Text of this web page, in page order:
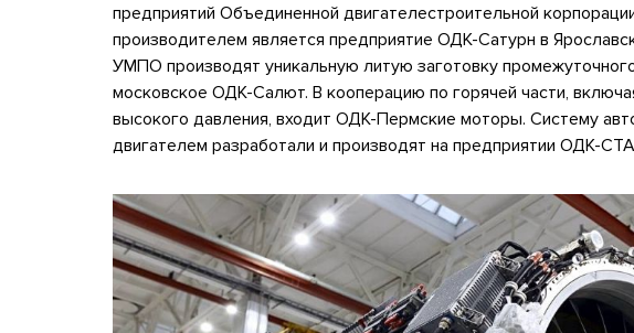
предприятий Объединенной двигателестроительной
производителем является предприятие ОДК-Сатурн в
УМПО производят уникальную литую заготовку
московское ОДК-Салют. В кооперацию по горячей части,
высокого давления, входит ОДК-Пермские моторы. Систему
двигателем разработали и производят на предприятии ОДК-